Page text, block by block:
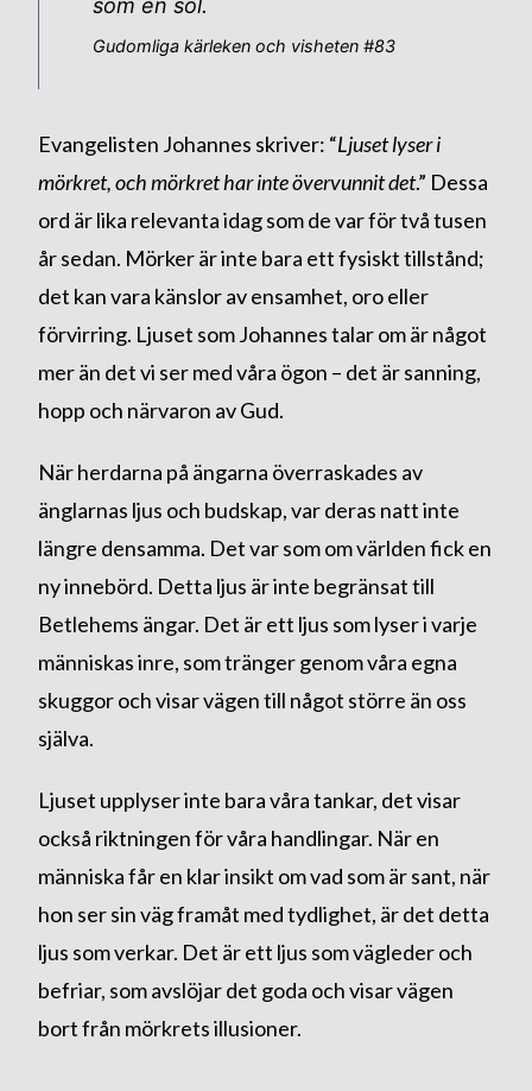
som en sol.
Gudomliga kärleken och visheten #83
Evangelisten Johannes skriver: “Ljuset lyser i
mörkret, och mörkret har inte övervunnit det.” Dessa
ord är lika relevanta idag som de var för två tusen
år sedan. Mörker är inte bara ett fysiskt tillstånd;
det kan vara känslor av ensamhet, oro eller
förvirring. Ljuset som Johannes talar om är något
mer än det vi ser med våra ögon – det är sanning,
hopp och närvaron av Gud.
När herdarna på ängarna överraskades av
änglarnas ljus och budskap, var deras natt inte
längre densamma. Det var som om världen fick en
ny innebörd. Detta ljus är inte begränsat till
Betlehems ängar. Det är ett ljus som lyser i varje
människas inre, som tränger genom våra egna
skuggor och visar vägen till något större än oss
själva.
Ljuset upplyser inte bara våra tankar, det visar
också riktningen för våra handlingar. När en
människa får en klar insikt om vad som är sant, när
hon ser sin väg framåt med tydlighet, är det detta
ljus som verkar. Det är ett ljus som vägleder och
befriar, som avslöjar det goda och visar vägen
bort från mörkrets illusioner.